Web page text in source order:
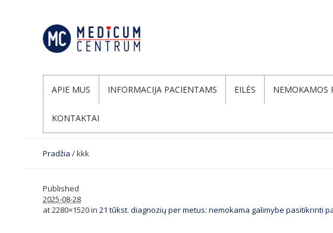
APIE MUS INFORMACIJA PACIENTAMS EILĖS NEMOKAMOS
KONTAKTAI
Pradžia /kkk
Published
2025-08-28
at 2280×1520 in 21 tūkst. diagnozių per metus: nemokama galimybe pasitikrinti